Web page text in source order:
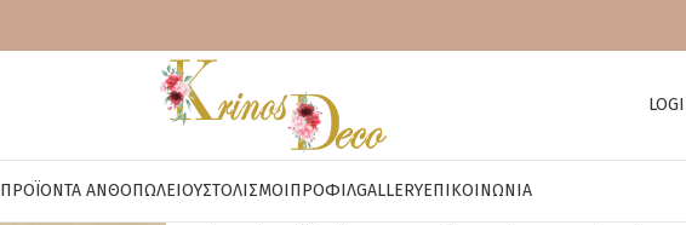
ΠΡΟΪΌΝΤΑ ΑΝΘΟΠΩΛΕΊΟΥΣΤΟΛΙΣΜΟΊΠΡΟΦΊΛGALLERYΕΠΙΚΟΙΝΩΝΊΑ